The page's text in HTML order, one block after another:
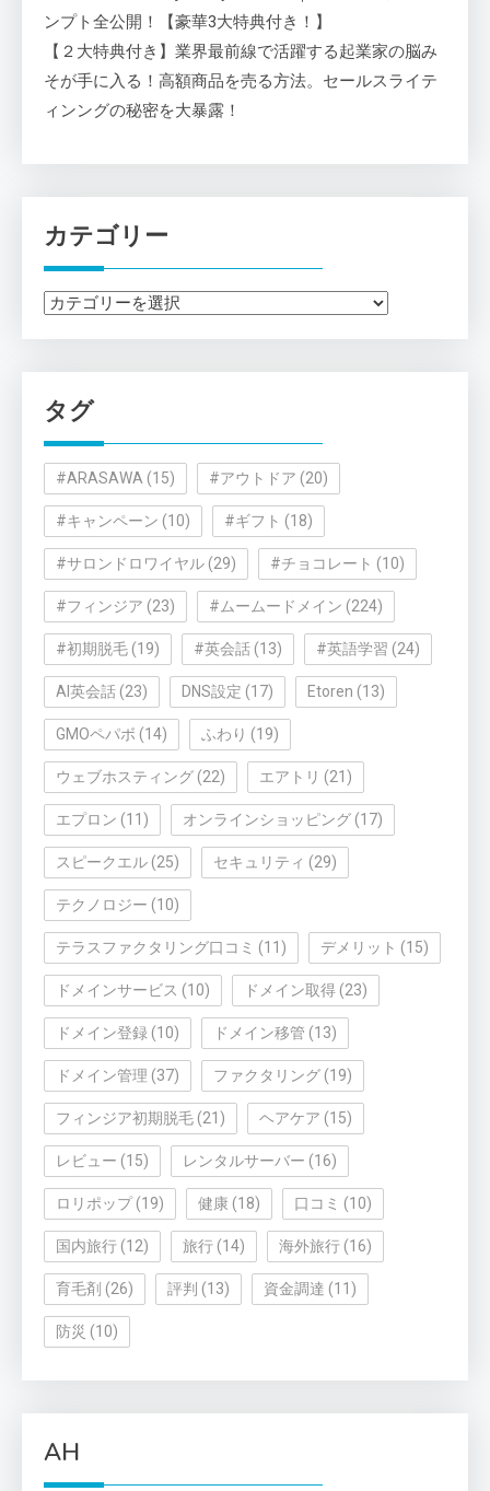
ンプト全公開！【豪華3大特典付き！】
【２大特典付き】業界最前線で活躍する起業家の脳み
そが手に入る！高額商品を売る方法。セールスライテ
ィンングの秘密を大暴露！
カテゴリー
カ
ー
タグ
#ARASAWA (15) #アウトドア (20)
#キャンペーン (10) #ギフト (18)
#サロンドロワイヤル (29) #チョコレート (10)
#フィンジア (23) #ムームードメイン (224)
#初期脱毛 (19) #英会話 (13) #英語学習 (24)
AI英会話 (23) DNS設定 (17) Etoren (13)
GMOペパボ (14) ふわり (19)
ウェブホスティング (22) エアトリ (21)
エプロン (11) オンラインショッピング (17)
スピークエル (25) セキュリティ (29)
テクノロジー (10)
テラスファクタリング口コミ (11) デメリット (15)
ドメインサービス (10) ドメイン取得 (23)
ドメイン登録 (10) ドメイン移管 (13)
ドメイン管理 (37) ファクタリング (19)
フィンジア初期脱毛 (21) ヘアケア (15)
レビュー (15) レンタルサーバー (16)
ロリポップ(19) 健康 (18) 口コミ (10)
国内旅行 (12) 旅行 (14) 海外旅行 (16)
育毛剤 (26) 評判 (13) 資金調達 (11)
防災 (10)
AH